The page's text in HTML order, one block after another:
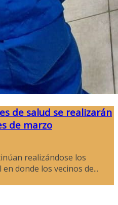
de salud se realizarán
de marzo
realizándose los
donde los vecinos de...